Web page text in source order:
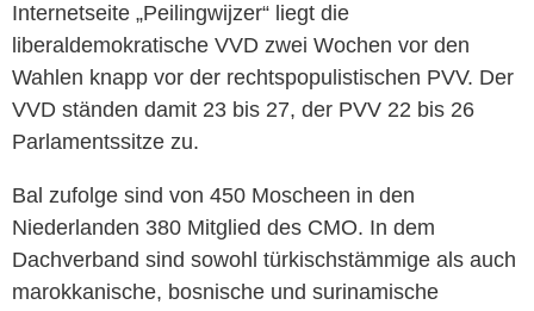
Internetseite „Peilingwijzer“ liegt die
liberaldemokratische VVD zwei Wochen vor den
Wahlen knapp vor der rechtspopulistischen PVV. Der
VVD ständen damit 23 bis 27, der PVV 22 bis 26
Parlamentssitze zu.
Bal zufolge sind von 450 Moscheen in den
Niederlanden 380 Mitglied des CMO. In dem
Dachverband sind sowohl türkischstämmige als auch
marokkanische, bosnische und surinamische